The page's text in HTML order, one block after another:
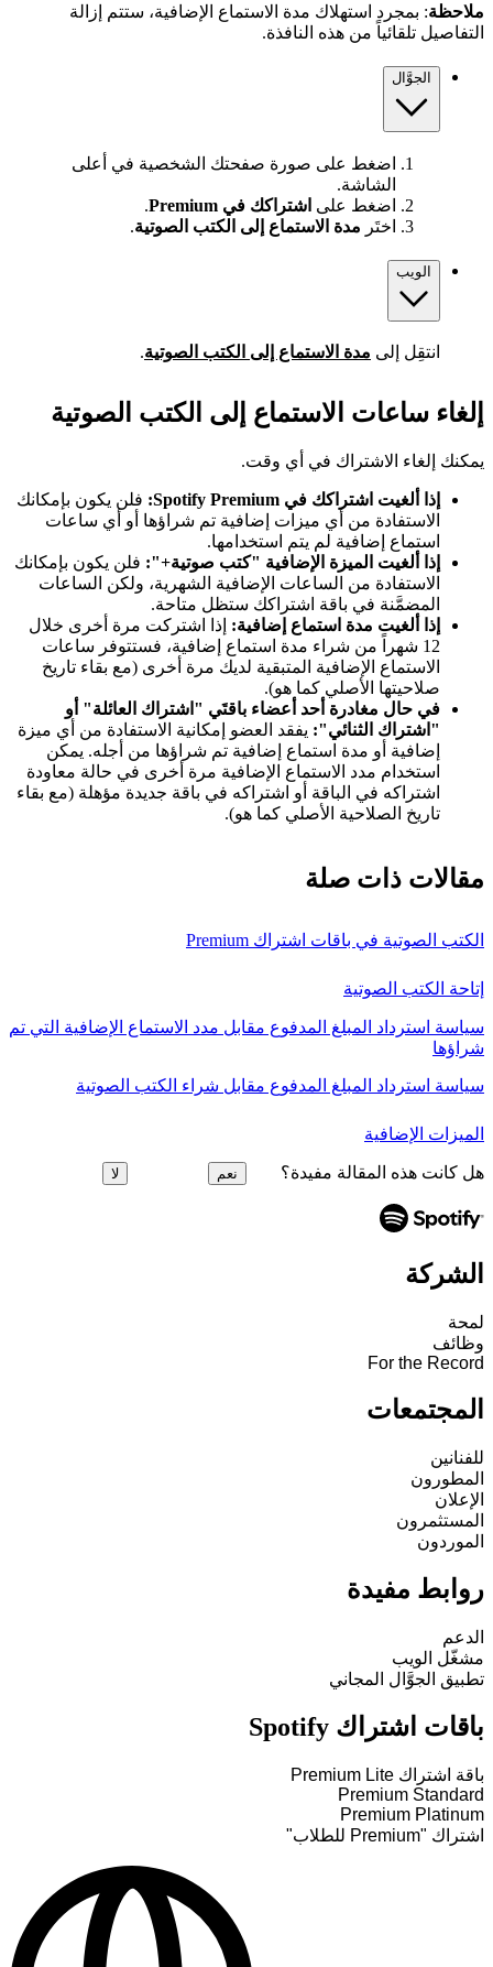
ملاحظة: بمجرد استهلاك مدة الاستماع الإضافية، ستتم إزالة
التفاصيل تلقائياً من هذه النافذة.
الجوَّال
اضغط على صورة صفحتك الشخصية في أعلى
الشاشة.
اضغط على اشتراكك في Premium
.
اختَر مدة الاستماع إلى الكتب الصوتية.
الويب
انتقِل إلى مدة الاستماع إلى الكتب الصوتية.
إلغاء ساعات الاستماع إلى الكتب الصوتية
يمكنك إلغاء الاشتراك في أي وقت.
إذا ألغيت اشتراكك في Spotify Premium:
فلن يكون بإمكانك
الاستفادة من أي ميزات إضافية تم شراؤها أو أي ساعات
استماع إضافية لم يتم استخدامها.
إذا ألغيت الميزة الإضافية "كتب صوتية+": فلن يكون بإمكانك
الاستفادة من الساعات الإضافية الشهرية، ولكن الساعات
المضمَّنة في باقة اشتراكك ستظل متاحة.
إذا ألغيت مدة استماع إضافية: إذا اشتركت مرة أخرى خلال
12 شهراً من شراء مدة استماع إضافية، فستتوفر ساعات
الاستماع الإضافية المتبقية لديك مرة أخرى (مع بقاء تاريخ
صلاحيتها الأصلي كما هو).
في حال مغادرة أحد أعضاء باقتَي "اشتراك العائلة" أو
"اشتراك الثنائي": يفقد العضو إمكانية الاستفادة من أي ميزة
إضافية أو مدة استماع إضافية تم شراؤها من أجله. يمكن
استخدام مدد الاستماع الإضافية مرة أخرى في حالة معاودة
اشتراكه في الباقة أو اشتراكه في باقة جديدة مؤهلة (مع بقاء
تاريخ الصلاحية الأصلي كما هو).
مقالات ذات صلة
الكتب الصوتية في باقات اشتراك Premium
إتاحة الكتب الصوتية
سياسة استرداد المبلغ المدفوع مقابل مدد الاستماع الإضافية التي تم
شراؤها
سياسة استرداد المبلغ المدفوع مقابل شراء الكتب الصوتية
الميزات الإضافية
هل كانت هذه المقالة مفيدة؟ نعم لا
الشركة
لمحة
وظائف
For the Record
المجتمعات
للفنانين
المطورون
الإعلان
المستثمرون
الموردون
روابط مفيدة
الدعم
مشغّل الويب
تطبيق الجوَّال المجاني
باقات اشتراك Spotify
باقة اشتراك Premium Lite
Premium Standard
Premium Platinum
اشتراك "Premium للطلاب"